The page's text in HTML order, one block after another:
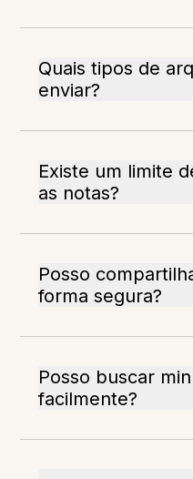
Quais tipos de
enviar?
Existe um limite
as notas?
Posso
forma segura?
Posso buscar
facilmente?